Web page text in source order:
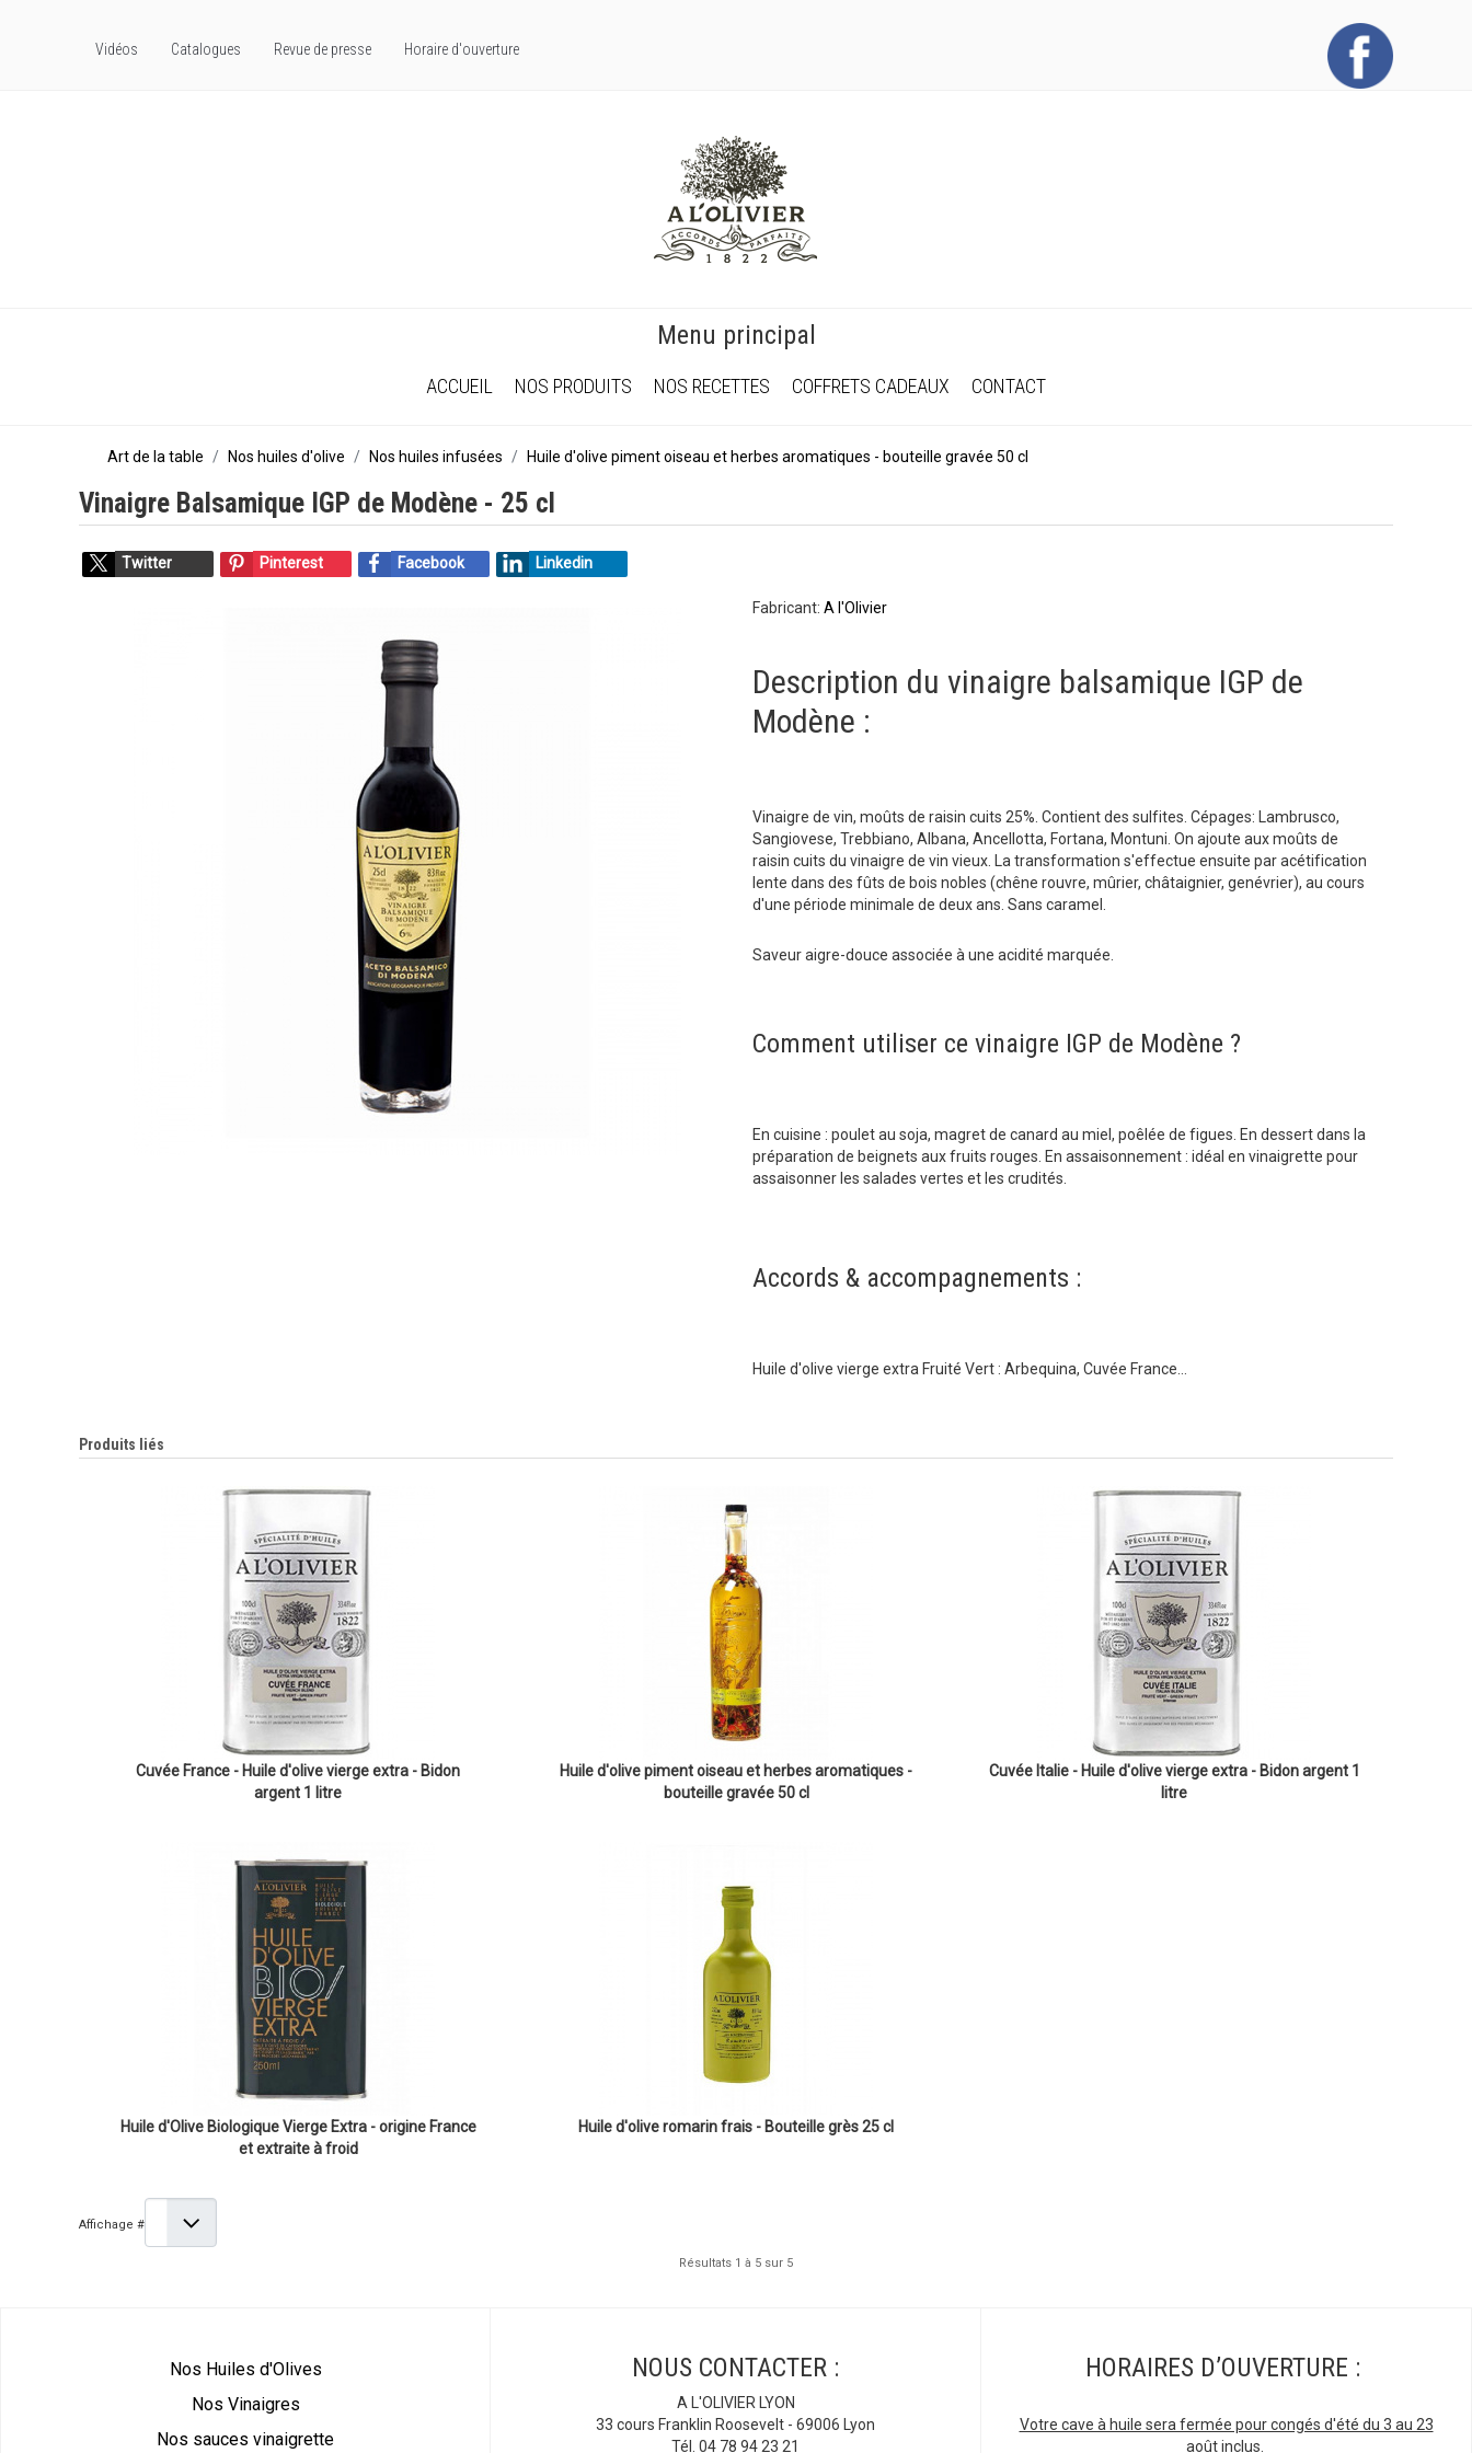
Vidéos Catalogues Revue de presse Horaire d'ouverture
Menu principal
ACCUEIL NOS PRODUITS NOS RECETTES COFFRETS CADEAUX CONTACT
Art de la table Nos huiles d'olive Nos huiles infusées Huile d'olive piment oiseau et herbes aromatiques - bouteille gravée 50 cl
Vinaigre Balsamique IGP de Modène - 25 cl
Twitter Pinterest Facebook Linkedin
Fabricant: A l'Olivier
Description du vinaigre balsamique IGP de
Modène :
Vinaigre de vin, moûts de raisin cuits 25%. Contient des sulfites. Cépages: Lambrusco,
Sangiovese, Trebbiano, Albana, Ancellotta, Fortana, Montuni. On ajoute aux moûts de
raisin cuits du vinaigre de vin vieux. La transformation s'effectue ensuite par acétification
lente dans des fûts de bois nobles (chêne rouvre, mûrier, châtaignier, genévrier), au cours
d'une période minimale de deux ans. Sans caramel.
Saveur aigre-douce associée à une acidité marquée.
Comment utiliser ce vinaigre IGP de Modène ?
En cuisine : poulet au soja, magret de canard au miel, poêlée de figues. En dessert dans la
préparation de beignets aux fruits rouges. En assaisonnement : idéal en vinaigrette pour
assaisonner les salades vertes et les crudités.
Accords & accompagnements :
Huile d'olive vierge extra Fruité Vert : Arbequina, Cuvée France…
Produits liés
Cuvée France - Huile d'olive vierge extra - Bidon
argent 1 litre
Huile d'olive piment oiseau et herbes aromatiques -
bouteille gravée 50 cl
Cuvée Italie - Huile d'olive vierge extra - Bidon argent 1
litre
Huile d'Olive Biologique Vierge Extra - origine France
et extraite à froid
Huile d'olive romarin frais - Bouteille grès 25 cl
Affichage #
Résultats 1 à 5 sur 5
Nos Huiles d'Olives
Nos Vinaigres
Nos sauces vinaigrette
NOUS CONTACTER :
A L'OLIVIER LYON
33 cours Franklin Roosevelt - 69006 Lyon
Tél. 04 78 94 23 21
HORAIRES D’OUVERTURE :
Votre cave à huile sera fermée pour congés d'été du 3 au 23
août inclus.